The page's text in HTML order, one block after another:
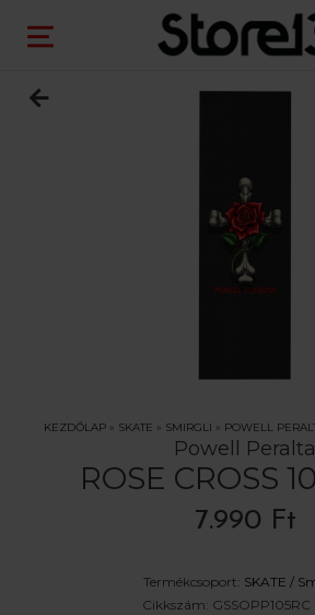
KEZDŐLAP» SKATE » SMIRGLI » POWELL
Powell Peralta
ROSE CROSS
7.990 Ft
Termékcsoport: SKATE /
Cikkszám: GSSOPP105RC